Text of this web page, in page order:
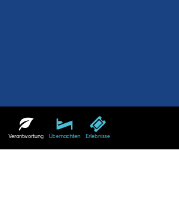
Verantwortung Übernachten Erlebnisse